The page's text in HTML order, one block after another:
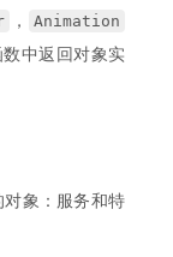
， Animation
中返回对象实
象：服务和特